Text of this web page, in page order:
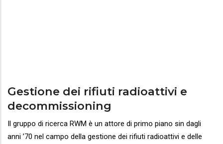
Gestione dei rifiuti radioattivi e
decommissioning
Il gruppo di ricerca RWM è un attore di primo piano sin dagli
anni ’70 nel campo della gestione dei rifiuti radioattivi e delle